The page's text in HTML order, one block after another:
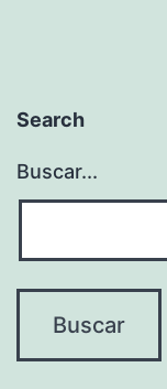
Search
Buscar...